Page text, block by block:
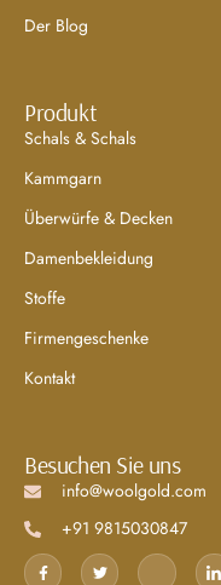
Der Blog
Produkt
Schals & Schals
Kammgarn
Überwürfe & Decken
Damenbekleidung
Stoffe
Firmengeschenke
Kontakt
Besuchen Sie uns
info@woolgold.com
+91 9815030847